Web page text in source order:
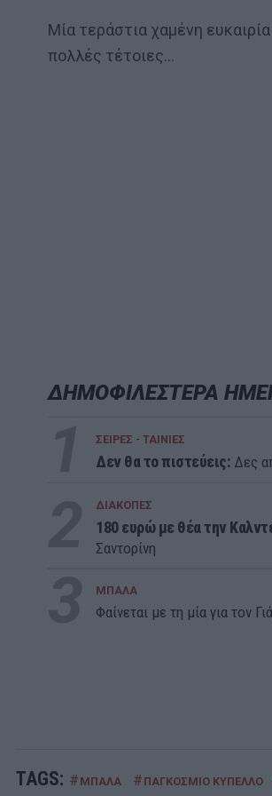
Μία τεράστια χαμένη
πολλές τέτοιες…
ΔΗΜΟΦΙΛΕΣΤΕΡΑ
ΣΕΙΡΕΣ - ΤΑΙΝΙΕΣ
Δεν θα το πιστεύεις: Δες
ΔΙΑΚΟΠΕΣ
180 ευρώ με θέα την
Σαντορίνη
ΜΠΑΛΑ
Φαίνεται με τη μία για τον
TAGS: # ΜΠΑΛΑ # ΠΑΓΚΟΣΜΙΟ ΚΥΠΕΛΛΟ